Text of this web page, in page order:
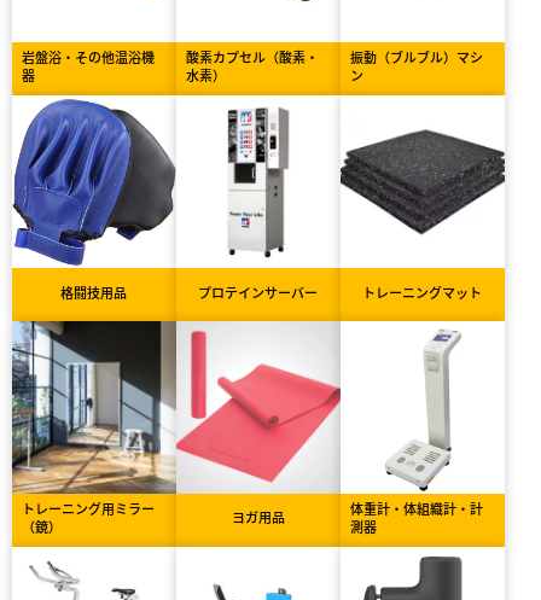
岩盤浴・その他温浴機
器
酸素カプセル（酸素・
水素）
振動（ブルブル）マシ
ン
格闘技用品 プロテインサーバー トレーニングマット
トレーニング用ミラー
（鏡）
ヨガ用品
体重計・体組織計・計
測器